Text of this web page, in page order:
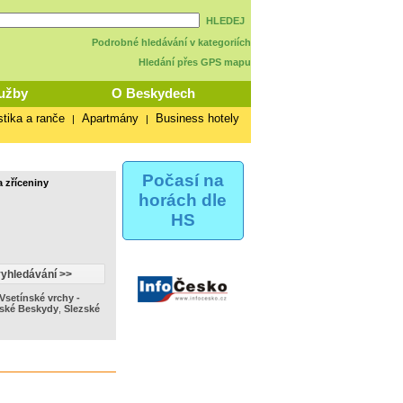
HLEDEJ
Podrobné hledávání v kategoriích
Hledání přes GPS mapu
O Beskydech
a ranče | Apartmány | Business hotely
Počasí na
horách dle
HS
zříceniny
vrchy -
Beskydy, Slezské